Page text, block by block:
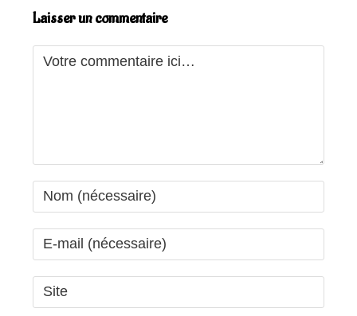
Laisser un commentaire
Comment
Enter
your
name
comment
Enter
your
email
address
Saisir
l’URL